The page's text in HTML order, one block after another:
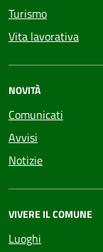
Turismo
Vita lavorativa
NOVITÀ
Comunicati
Avvisi
Notizie
VIVERE IL COMUNE
Luoghi